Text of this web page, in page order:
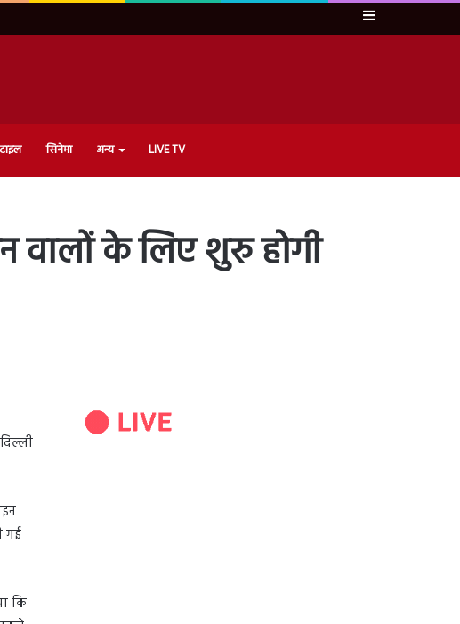
Sidebar
सिनेमा अन्य LIVE TV
वालों के लिए शुरु होगी
गई
कि